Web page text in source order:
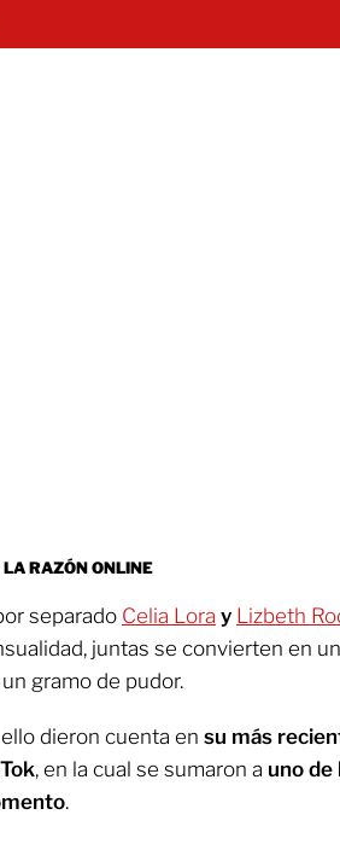
LA RAZÓN ONLINE
separado Celia Lora y Lizbeth
juntas se convierten en
gramo de pudor.
dieron cuenta en su más
, en la cual se sumaron a uno de
.